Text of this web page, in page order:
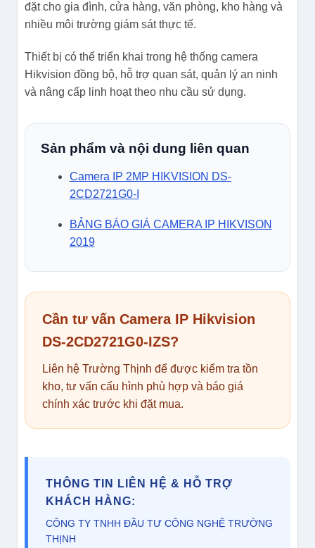
đặt cho gia đình, cửa hàng, văn phòng, kho hàng và
nhiều môi trường giám sát thực tế.
Thiết bị có thể triển khai trong hệ thống camera
Hikvision đồng bộ, hỗ trợ quan sát, quản lý an ninh
và nâng cấp linh hoạt theo nhu cầu sử dụng.
Sản phẩm và nội dung liên quan
Camera IP 2MP HIKVISION DS-
2CD2721G0-I
BẢNG BÁO GIÁ CAMERA IP HIKVISON
2019
Cần tư vấn Camera IP Hikvision
DS-2CD2721G0-IZS?
Liên hệ Trường Thịnh để được kiểm tra tồn
kho, tư vấn cấu hình phù hợp và báo giá
chính xác trước khi đặt mua.
THÔNG TIN LIÊN HỆ & HỖ TRỢ
KHÁCH HÀNG:
CÔNG TY TNHH ĐẦU TƯ CÔNG NGHỆ TRƯỜNG
THỊNH